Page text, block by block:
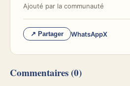
Ajouté par la communauté
↗ Partager WhatsAppX
Commentaires (0)